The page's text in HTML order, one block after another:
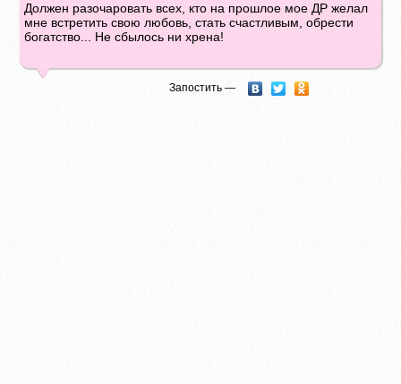
Должен разочаровать всех, кто на прошлое мое ДР желал
мне встретить свою любовь, стать счастливым, обрести
богатство... Не сбылось ни хрена!
Запостить —